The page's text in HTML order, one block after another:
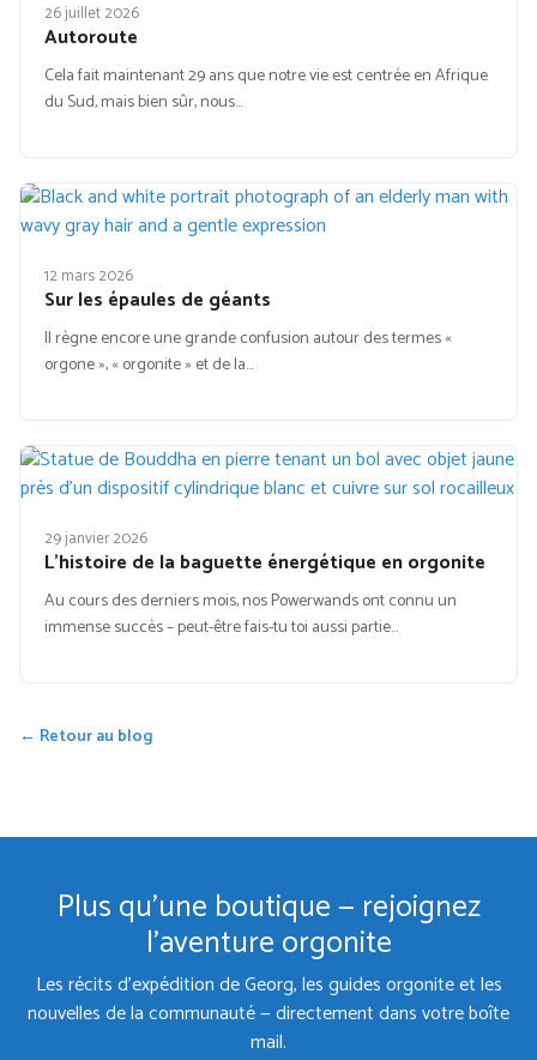
26 juillet 2026
Autoroute
Cela fait maintenant 29 ans que notre vie est centrée en Afrique
du Sud, mais bien sûr, nous…
12 mars 2026
Sur les épaules de géants
Il règne encore une grande confusion autour des termes «
orgone », « orgonite » et de la…
29 janvier 2026
L’histoire de la baguette énergétique en orgonite
Au cours des derniers mois, nos Powerwands ont connu un
immense succès – peut-être fais-tu toi aussi partie…
← Retour au blog
Plus qu'une boutique — rejoignez
l'aventure orgonite
Les récits d'expédition de Georg, les guides orgonite et les
nouvelles de la communauté — directement dans votre boîte
mail.